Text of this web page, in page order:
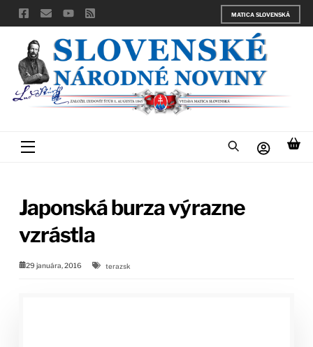
Skip
to
content
MATICA SLOVENSKÁ
Menu
Japonská burza výrazne
vzrástla
29 januára, 2016 terazsk